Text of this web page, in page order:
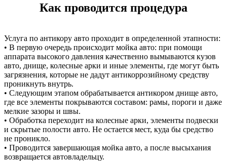
Как проводится процедура
Услуга по антикору авто проходит в определенной этапности:
• В первую очередь происходит мойка авто: при помощи
аппарата высокого давления качественно вымываются кузов
авто, днище, колесные арки и иные элементы, где могут быть
загрязнения, которые не дадут антикоррозийному средству
проникнуть внутрь.
• Следующим этапом обрабатывается антикором днище авто,
где все элементы покрываются составом: рамы, пороги и даже
мелкие зазоры и швы.
• Обработка переходит на колесные арки, элементы подвески
и скрытые полости авто. Не остается мест, куда бы средство
не проникло.
• Проводится завершающая мойка авто, а после высыхания
возвращается автовладельцу.